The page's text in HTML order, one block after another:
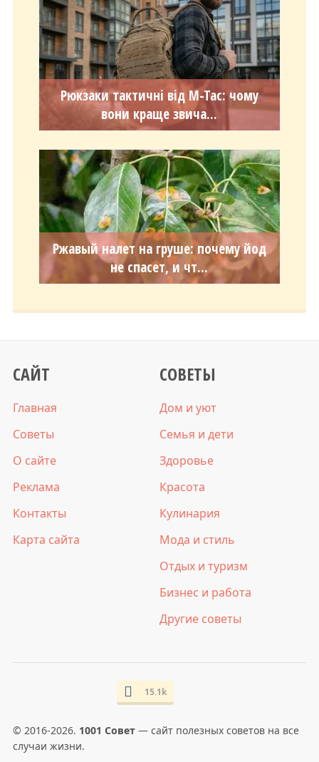
Рюкзаки тактичні від M-Tac: чому
вони краще звича...
Ржавый налет на груше: почему йод
не спасет, и чт...
САЙТ
Главная
Советы
О сайте
Реклама
Контакты
Карта сайта
СОВЕТЫ
Дом и уют
Семья и дети
Здоровье
Красота
Кулинария
Мода и стиль
Отдых и туризм
Бизнес и работа
Другие советы
15.1k
© 2016-2026. 1001 Совет— сайт полезных советов на все
случаи жизни.